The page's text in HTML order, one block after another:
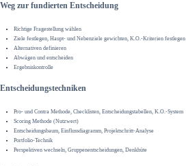
Weg zur fundierten Entscheidung
Richtige Fragestellung wählen
Ziele festlegen, Haupt- und Nebenziele gewichten, K.O.-Kriterien festlegen
Alternativen definieren
Abwägen und entscheiden
Ergebniskontrolle
Entscheidungstechniken
Pro- und Contra Methode, Checklisten, Entscheidungstabellen, K.O.-System
Scoring Methode (Nutzwert)
Entscheidungsbaum, Einflussdiagramm, Projektschritt-Analyse
Portfolio-Technik
Perspektiven wechseln, Gruppenentscheidungen, Denkhüte